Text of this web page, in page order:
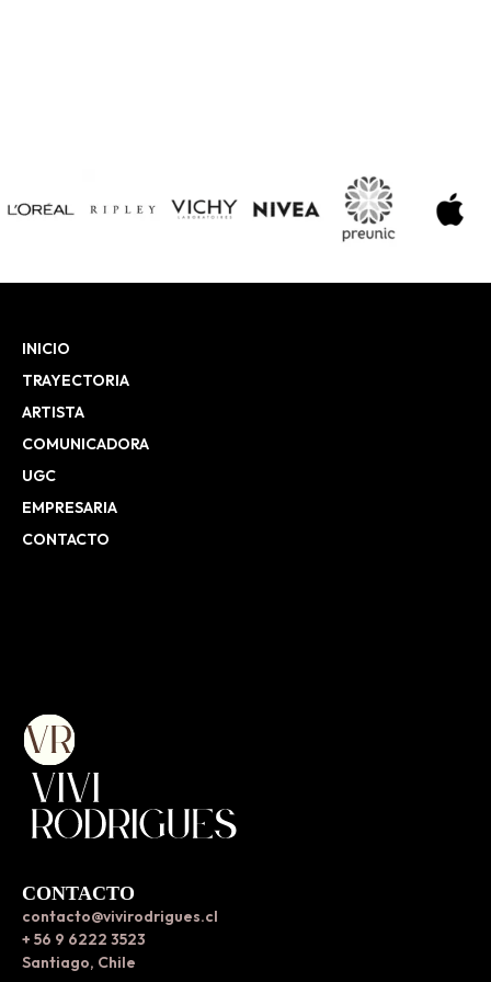
CONTACTO
contacto@vivirodrigues.cl
+ 56 9 6222 3523
Santiago, Chile
INICIO
TRAYECTORIA
ARTISTA
COMUNICADORA
UGC
EMPRESARIA
CONTACTO